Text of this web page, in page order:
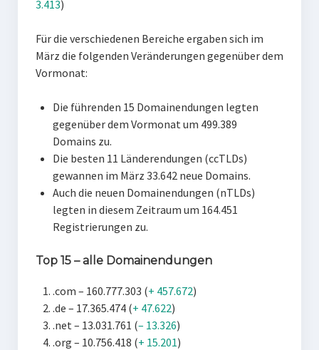
3.413)
Für die verschiedenen Bereiche ergaben sich im
März die folgenden Veränderungen gegenüber dem
Vormonat:
Die führenden 15 Domainendungen legten
gegenüber dem Vormonat um 499.389
Domains zu.
Die besten 11 Länderendungen (ccTLDs)
gewannen im März 33.642 neue Domains.
Auch die neuen Domainendungen (nTLDs)
legten in diesem Zeitraum um 164.451
Registrierungen zu.
Top 15 – alle Domainendungen
.com – 160.777.303 (+ 457.672)
.de – 17.365.474 (+ 47.622)
.net – 13.031.761 (– 13.326)
.org – 10.756.418 (+ 15.201)